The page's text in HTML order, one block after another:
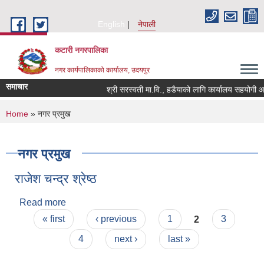
English
नेपाली
कटारी नगरपालिका
नगर कार्यपालिकाको कार्यालय, उदयपुर
समाचार श्री सरस्वती मा.वि., हडैयाको लागि कार्यालय सहयोगी
You are here
Home » नगर प्रमुख
नगर प्रमुख
राजेश चन्द्र श्रेष्ठ
Read more
Pages
« first ‹ previous 1 2
3
4
next › last »